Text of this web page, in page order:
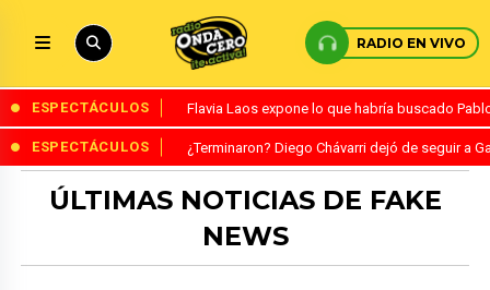
RADIO EN VIVO
ESPECTÁCULOS Flavia Laos expone lo que habría buscado
ESPECTÁCULOS ¿Terminaron? Diego Chávarri dejó de seguir a
ÚLTIMAS NOTICIAS DE FAKE
NEWS